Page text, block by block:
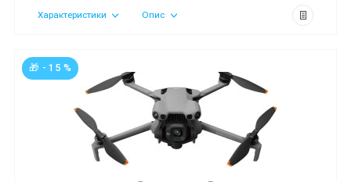
Характеристики Опис
🎁 - 15 %